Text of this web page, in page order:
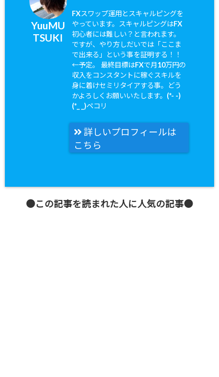
YuuMU
TSUKI
FXスワップ運用とスキャルピングを
やっています。スキャルピングはFX
初心者には難しい？と言われます。
ですが、やり方しだいでは「ここま
で出来る」という事を証明する！！
←予定。 最終目標はFXで月10万円の
収入をコンスタントに稼ぐスキルを
身に着けセミリタイアする事。どう
かよろしくお願いいたします。(*- -)
(*_ _)ペコリ
詳しいプロフィールは
こちら
●この記事を読まれた人に人気の記事●